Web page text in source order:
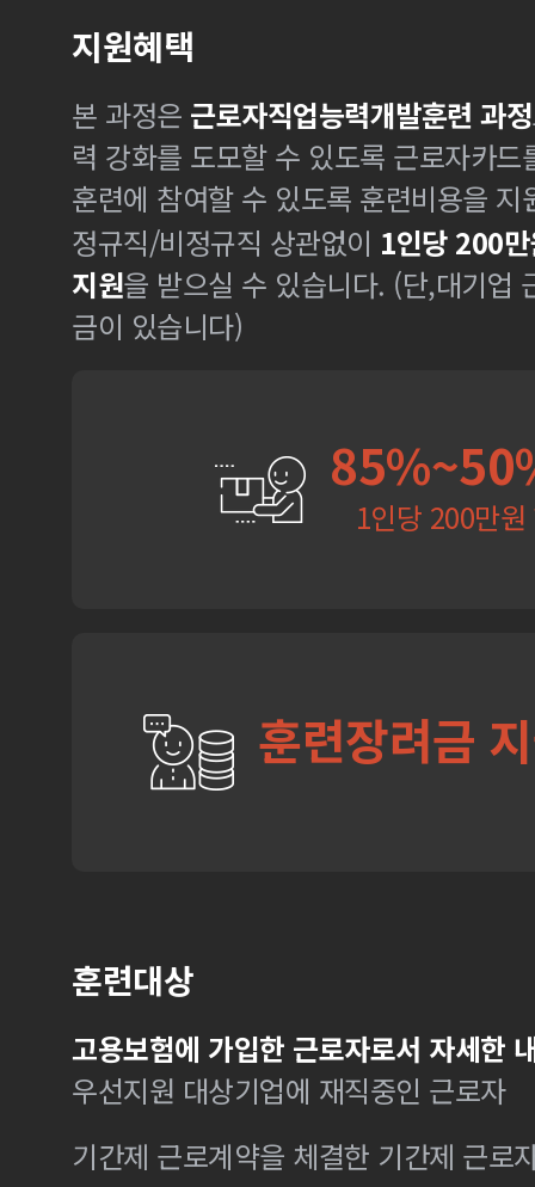
지원혜택
본 과정은 근로자직업능력개발훈련 과정
력 강화를 도모할 수 있도록 근로자카
훈련에 참여할 수 있도록 훈련비용을 지
정규직/비정규직 상관없이 1인당 200
지원을 받으실 수 있습니다. (단,대기업
금이 있습니다)
1인당 200만원
훈련장려금
훈련대상
고용보험에 가입한 근로자로서 자세한
우선지원 대상기업에 재직중인 근로자
기간제 근로계약을 체결한 기간제 근로